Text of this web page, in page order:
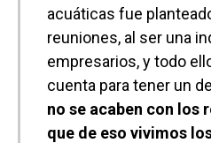
acuáticas fue
reuniones, al ser una
empresarios, y todo
cuenta para tener un
no se acaben con los
que de eso vivimos